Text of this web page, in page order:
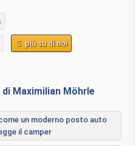
più su di noi
Maximilian Möhrle
un moderno posto auto
il camper